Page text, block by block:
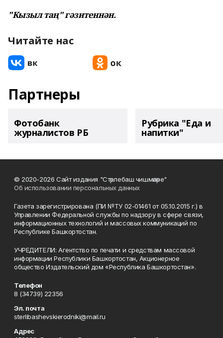
"Кызыл таң" гәзитеннән.
Читайте нас
Партнеры
Фотобанк
журналистов РБ
Рубрика "Еда и
напитки"
© 2020-2026 Сайт издания "Стәрлебаш чишмәләре"
Об использовании персональных данных
Газета зарегистрирована (ПИ №ТУ 02-01461 от 05.10.2015 г.) в
Управлении Федеральной службы по надзору в сфере связи,
информационных технологий и массовых коммуникаций по
Республике Башкортостан.
УЧРЕДИТЕЛИ: Агентство по печати и средствам массовой
информации Республики Башкортостан, Акционерное
общество Издательский дом «Республика Башкортостан».
Телефон
8 (34739) 22356
Эл. почта
sterlibashevskierodniki@mail.ru
Адрес